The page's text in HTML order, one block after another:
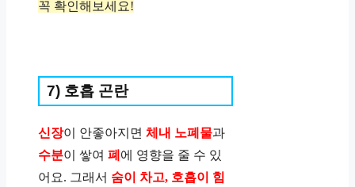
꼭 확인해보세요!
7) 호흡 곤란
신장이 안좋아지면 체내 노폐물과
수분이 쌓여 폐 에 영향을 줄 수 있
어요. 그래서 숨이 차고, 호흡이 힘